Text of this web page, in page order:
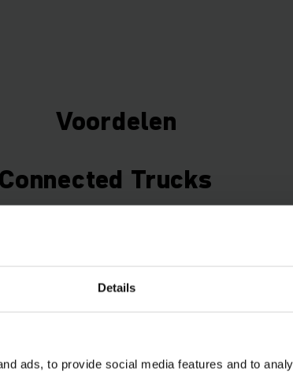
Details
ads, to provide social media features and to
Voordelen
Connected Trucks
mogelijkheden voor vlootbeheer dat
uitgebreid met verschillende hardware- en